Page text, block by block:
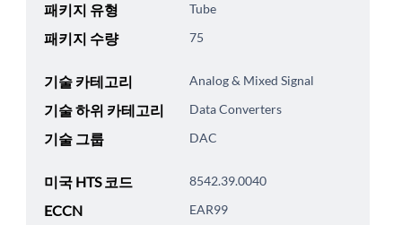
패키지 유형 Tube
패키지 수량 75
기술 카테고리 Analog & Mixed Signal
기술 하위 카테고리 Data Converters
기술 그룹 DAC
미국 HTS 코드 8542.39.0040
ECCN EAR99